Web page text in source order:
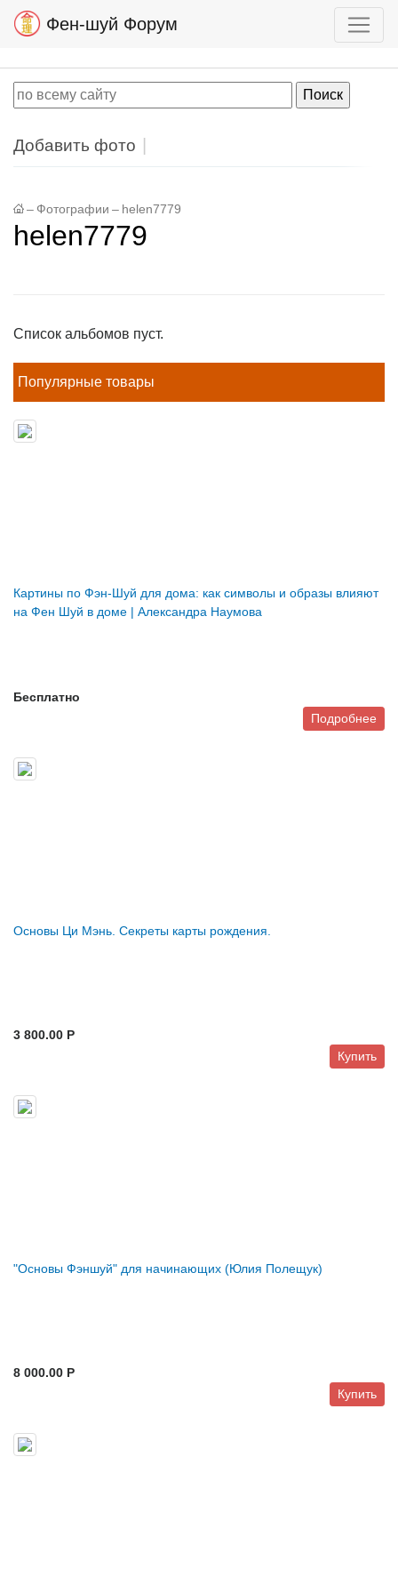
Фен-шуй Форум
Добавить фото
– Фотографии – helen7779
helen7779
Список альбомов пуст.
Популярные товары
Картины по Фэн-Шуй для дома: как символы и образы влияют
на Фен Шуй в доме | Александра Наумова
Бесплатно
Подробнее
Основы Ци Мэнь. Секреты карты рождения.
3 800.00 P
Купить
"Основы Фэншуй" для начинающих (Юлия Полещук)
8 000.00 P
Купить